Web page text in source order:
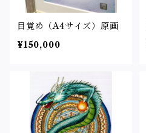
目覚め（A4サイズ）原画
¥150,000